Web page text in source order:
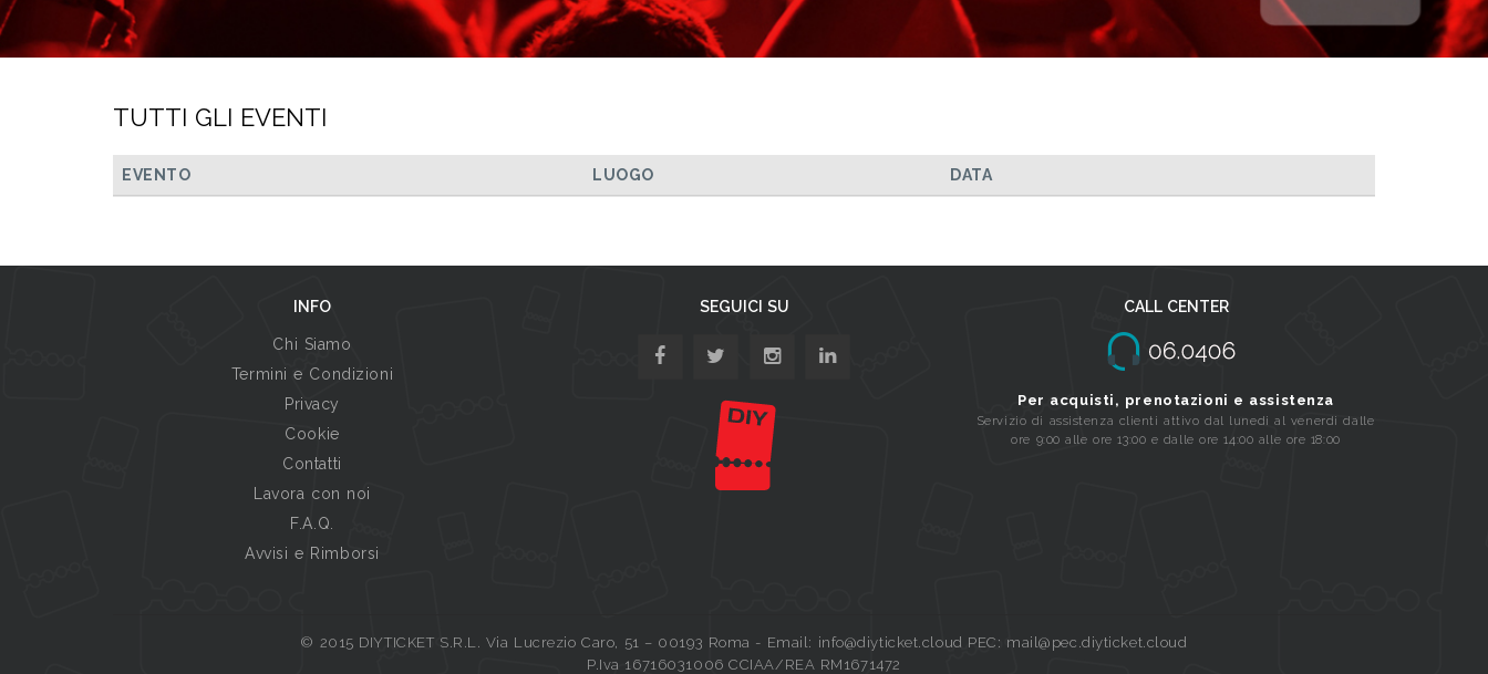
TUTTI GLI EVENTI
EVENTO LUOGO DATA
INFO
Chi Siamo
Termini e Condizioni
Privacy
Cookie
Contatti
Lavora con noi
F.A.Q.
Avvisi e Rimborsi
SEGUICI SU CALL CENTER
Per acquisti, prenotazioni e assistenza
Servizio di assistenza clienti attivo dal lunedi al venerdi dalle
ore 9:00 alle ore 13:00 e dalle ore 14:00 alle ore 18:00
© 2015 DIYTICKET S.R.L. Via Lucrezio Caro, 51 – 00193 Roma - Email: info@diyticket.cloud PEC: mail@pec.diyticket.cloud
P.Iva 16716031006 CCIAA/REA RM1671472